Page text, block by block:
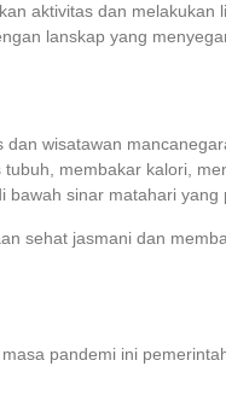
aktivitas dan
lanskap yang
wisatawan
membakar kalori,
sinar matahari
sehat jasmani dan
pandemi ini